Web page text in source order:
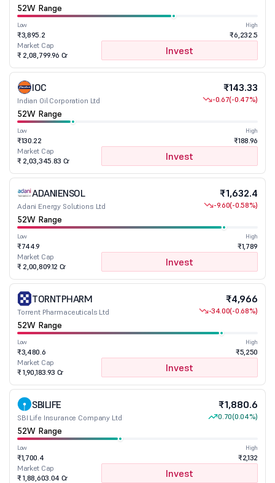
52W Range
Low
₹3,895.2
High
₹6,232.5
Market Cap
₹ 2,08,799.96 Cr
Invest
IOC
Indian Oil Corporation Ltd
₹143.33
-0.67(-0.47%)
52W Range
Low
₹130.22
High
₹188.96
Market Cap
₹ 2,03,345.83 Cr
Invest
ADANIENSOL
Adani Energy Solutions Ltd
₹1,632.4
-9.60(-0.58%)
52W Range
Low
₹744.9
High
₹1,789
Market Cap
₹ 2,00,809.12 Cr
Invest
TORNTPHARM
Torrent Pharmaceuticals Ltd
₹4,966
-34.00(-0.68%)
52W Range
Low
₹3,480.6
High
₹5,250
Market Cap
₹ 1,90,183.93 Cr
Invest
SBILIFE
SBI Life Insurance Company Ltd
₹1,880.6
0.70(0.04%)
52W Range
Low
₹1,700.4
High
₹2,132
Market Cap
₹ 1,88,603.04 Cr
Invest